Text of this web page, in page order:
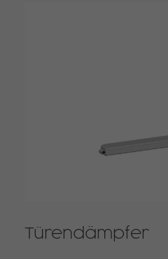
Türendämpfer